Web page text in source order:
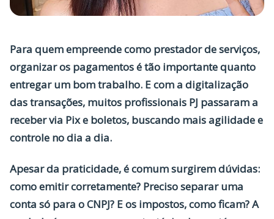
Para quem empreende como prestador de serviços,
organizar os pagamentos é tão importante quanto
entregar um bom trabalho. E com a digitalização
das transações, muitos profissionais PJ passaram a
receber via Pix e boletos, buscando mais agilidade e
controle no dia a dia.
Apesar da praticidade, é comum surgirem dúvidas:
como emitir corretamente? Preciso separar uma
conta só para o CNPJ? E os impostos, como ficam? A